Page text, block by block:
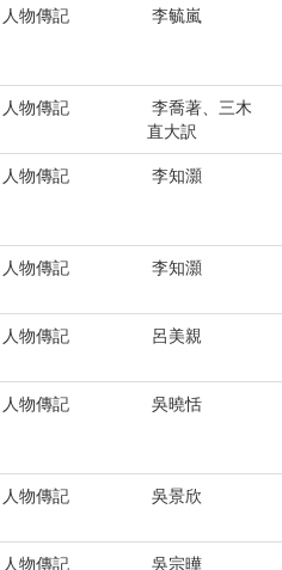
人物傳記 李毓嵐
人物傳記
李喬著、三木
直大訳
人物傳記 李知灝
人物傳記 李知灝
人物傳記 呂美親
人物傳記 吳曉恬
人物傳記 吳景欣
人物傳記 吳宗曄